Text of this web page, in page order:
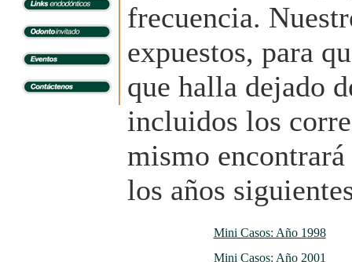
frecuencia.
expuestos, para
que halla dejado
incluidos los
mismo
los años
Mini Casos: Año 1998
Mini Casos: Año 2001